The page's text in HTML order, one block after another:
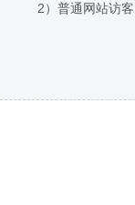
2）普通网站访